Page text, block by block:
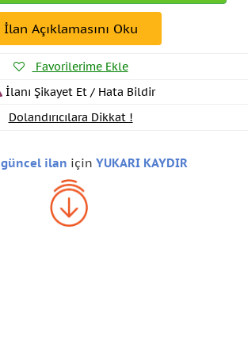
İlan Açıklamasını Oku
Favorilerime Ekle
İlanı Şikayet Et / Hata Bildir
Dolandırıcılara Dikkat !
güncel ilan için YUKARI KAYDIR